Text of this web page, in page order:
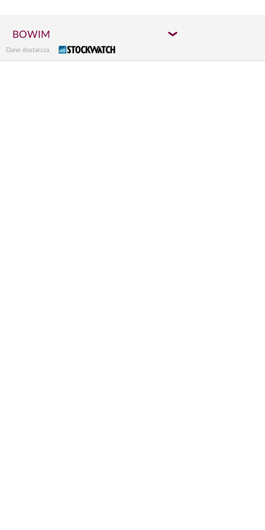
BOWIM
Dane dostarcza